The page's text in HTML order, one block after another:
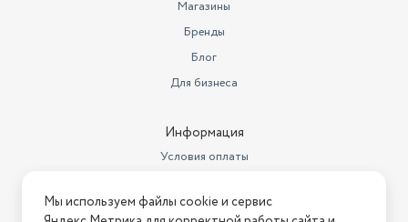
Магазины
Бренды
Блог
Для бизнеса
Информация
Условия оплаты
Условия возврата
Мы используем файлы cookie и сервис